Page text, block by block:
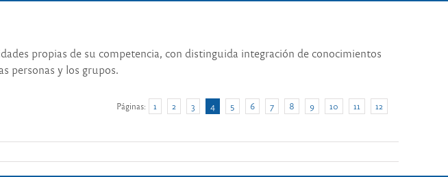
propias de su competencia, con distinguida integración de conocimientos
personas y los grupos.
Páginas: 1 2 3 4 5 6 7 8 9 10 11 12